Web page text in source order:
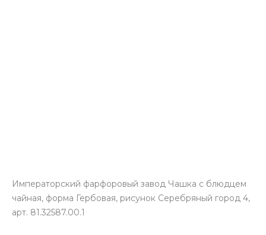
Императорский фарфоровый завод Чашка с блюдцем
чайная, форма Гербовая, рисунок Серебряный город 4,
арт. 81.32587.00.1